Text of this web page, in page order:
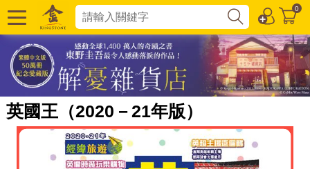
0
英國王（2020－21年版）